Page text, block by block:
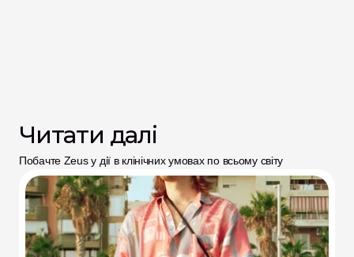
Читати далі
Побачте Zeus у дії в клінічних умовах по всьому світу